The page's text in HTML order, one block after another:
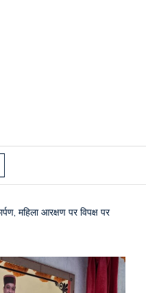
महिला आरक्षण पर विपक्ष पर